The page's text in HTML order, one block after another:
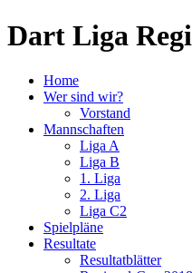
Dart Liga
Home
Wer sind wir?
Vorstand
Mannschaften
Liga A
Liga B
1. Liga
2. Liga
Liga C2
Spielpläne
Resultate
Resultatblätter